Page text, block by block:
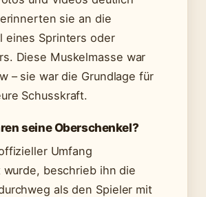
sie an die
eines Sprinters oder
Diese Muskelmasse war
– sie war die Grundlage für
Schusskraft.
seine Oberschenkel?
Umfang
beschrieb ihn die
als den Spieler mit